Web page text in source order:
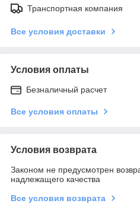
Транспортная компания
Все условия доставки
Условия оплаты
Безналичный расчет
Все условия оплаты
Условия возврата
Законом не предусмотрен
надлежащего качества
Все условия возврата